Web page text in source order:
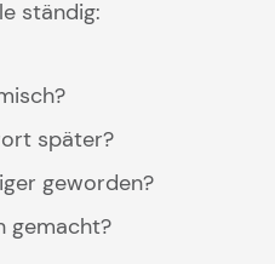
ständig:
später?
geworden?
gemacht?